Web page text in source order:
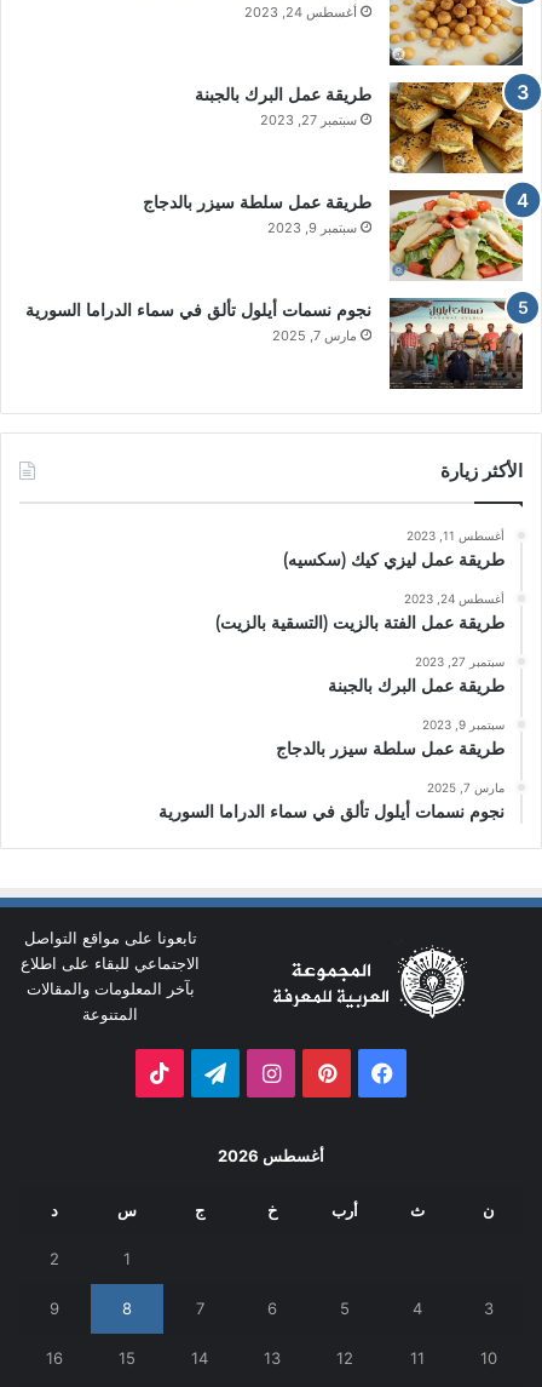
أغسطس 24, 2023
طريقة عمل البرك بالجبنة
سبتمبر 27, 2023
طريقة عمل سلطة سيزر بالدجاج
سبتمبر 9, 2023
نجوم نسمات أيلول تألق في سماء الدراما السورية
مارس 7, 2025
الأكثر زيارة
أغسطس 11, 2023
طريقة عمل ليزي كيك (سكسيه)
أغسطس 24, 2023
طريقة عمل الفتة بالزيت (التسقية بالزيت)
سبتمبر 27, 2023
طريقة عمل البرك بالجبنة
سبتمبر 9, 2023
طريقة عمل سلطة سيزر بالدجاج
مارس 7, 2025
نجوم نسمات أيلول تألق في سماء الدراما السورية
تابعونا على مواقع التواصل
الاجتماعي للبقاء على اطلاع
بآخر المعلومات والمقالات
المتنوعة
فيسبوكبينتيريستانستقرامتيلقرام
أغسطس 2026
ن ث أرب خ ج س د
1
2
3
4
5
6
7
8
9
10
11
12
13
14
15
16